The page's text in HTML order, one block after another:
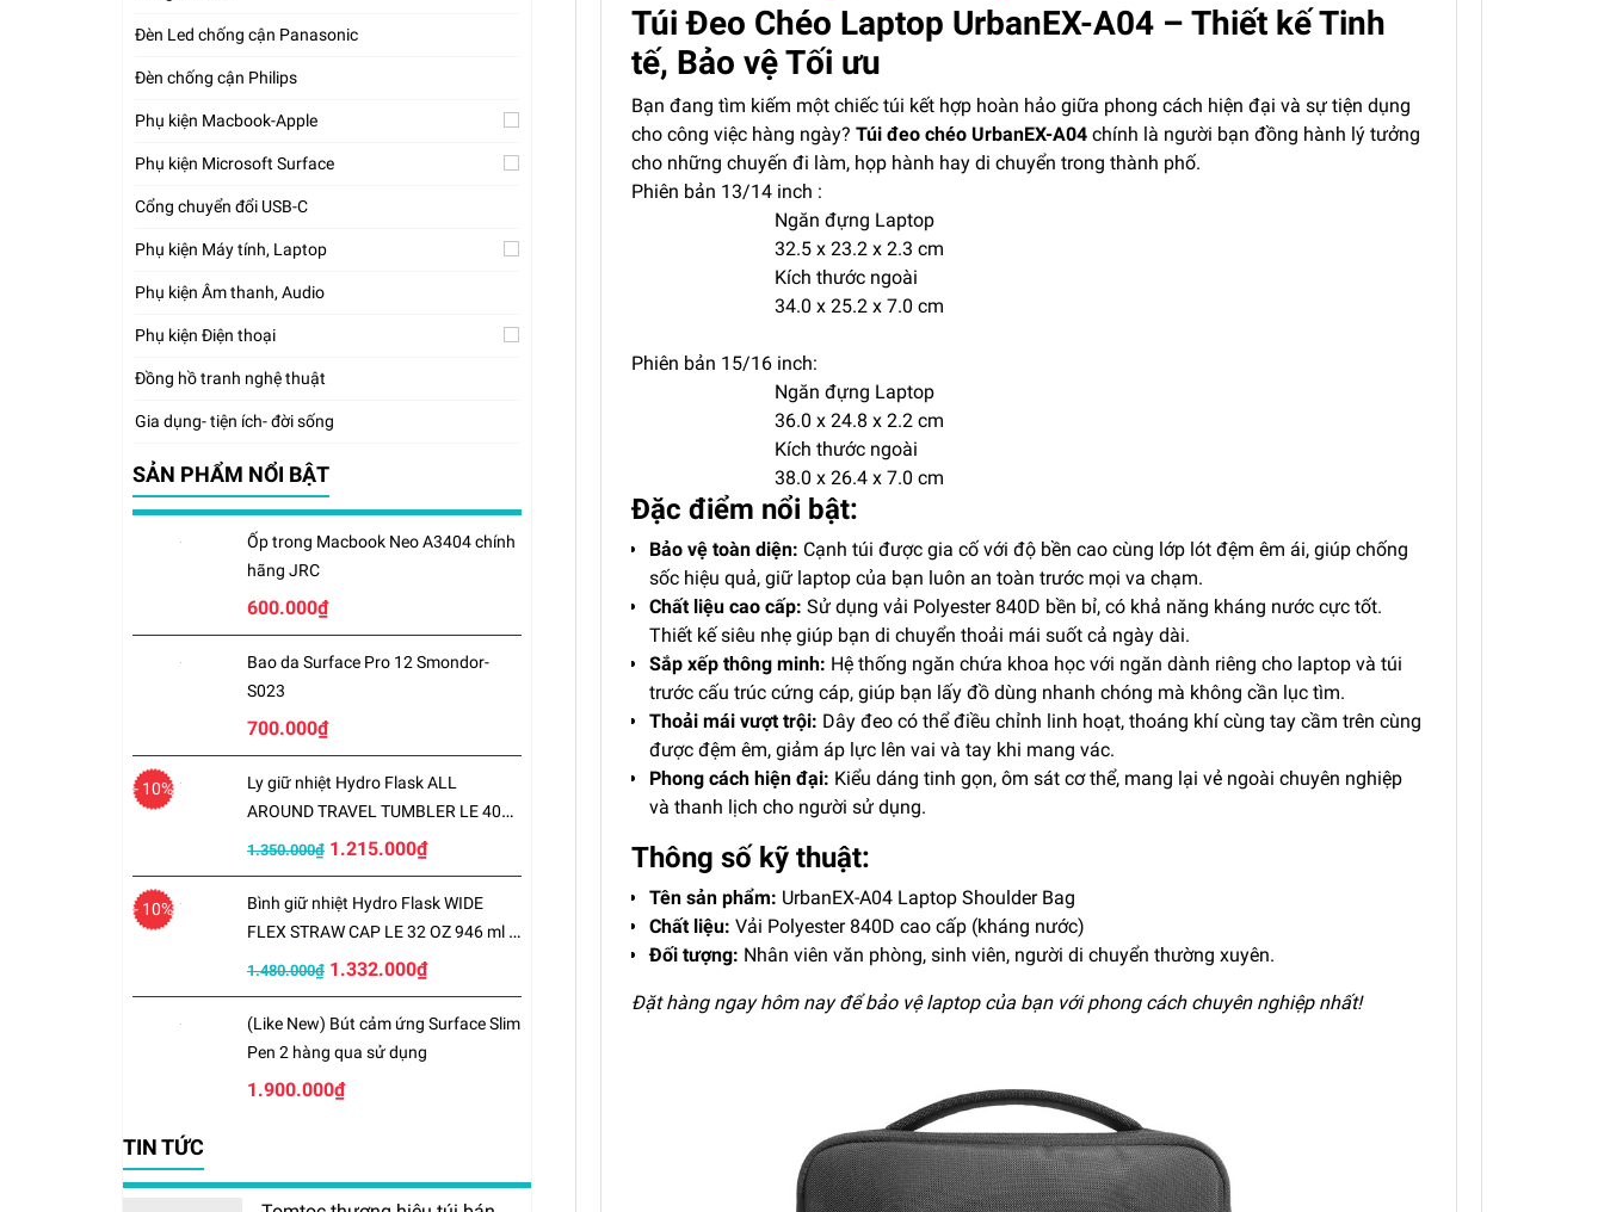
Túi Đeo Chéo Laptop UrbanEX-A04 – Thiết kế Tinh
tế, Bảo vệ Tối ưu
Bạn đang tìm kiếm một chiếc túi kết hợp hoàn hảo giữa phong cách hiện đại và sự tiện dụng
cho công việc hàng ngày? Túi đeo chéo UrbanEX-A04 chính là người bạn đồng hành lý tưởng
cho những chuyến đi làm, họp hành hay di chuyển trong thành phố.
Phiên bản 13/14 inch :
Ngăn đựng Laptop
32.5 x 23.2 x 2.3 cm
Kích thước ngoài
34.0 x 25.2 x 7.0 cm
Phiên bản 15/16 inch:
Ngăn đựng Laptop
36.0 x 24.8 x 2.2 cm
Kích thước ngoài
38.0 x 26.4 x 7.0 cm
Đặc điểm nổi bật:
Bảo vệ toàn diện: Cạnh túi được gia cố với độ bền cao cùng lớp lót đệm êm ái, giúp chống
sốc hiệu quả, giữ laptop của bạn luôn an toàn trước mọi va chạm.
Chất liệu cao cấp: Sử dụng vải Polyester 840D bền bỉ, có khả năng kháng nước cực tốt.
Thiết kế siêu nhẹ giúp bạn di chuyển thoải mái suốt cả ngày dài.
Sắp xếp thông minh: Hệ thống ngăn chứa khoa học với ngăn dành riêng cho laptop và túi
trước cấu trúc cứng cáp, giúp bạn lấy đồ dùng nhanh chóng mà không cần lục tìm.
Thoải mái vượt trội: Dây đeo có thể điều chỉnh linh hoạt, thoáng khí cùng tay cầm trên cùng
được đệm êm, giảm áp lực lên vai và tay khi mang vác.
Phong cách hiện đại: Kiểu dáng tinh gọn, ôm sát cơ thể, mang lại vẻ ngoài chuyên nghiệp
và thanh lịch cho người sử dụng.
Thông số kỹ thuật:
Tên sản phẩm: UrbanEX-A04 Laptop Shoulder Bag
Chất liệu: Vải Polyester 840D cao cấp (kháng nước)
Đối tượng: Nhân viên văn phòng, sinh viên, người di chuyển thường xuyên.
Đặt hàng ngay hôm nay để bảo vệ laptop của bạn với phong cách chuyên nghiệp nhất!
Đèn Led chống cận Panasonic
Đèn chống cận Philips
Phụ kiện Macbook-Apple
Phụ kiện Microsoft Surface
Cổng chuyển đổi USB-C
Phụ kiện Máy tính, Laptop
Phụ kiện Âm thanh, Audio
Phụ kiện Điện thoại
Đồng hồ tranh nghệ thuật
Gia dụng- tiện ích- đời sống
SẢN PHẨM NỔI BẬT
Ốp trong Macbook Neo A3404 chính
hãng JRC
600.000₫
Bao da Surface Pro 12 Smondor-
S023
700.000₫
Ly giữ nhiệt Hydro Flask ALL
AROUND TRAVEL TUMBLER LE 40
OZ 1183 ml – LE-S25TT40
1.350.000₫ 1.215.000₫
- 10%
Bình giữ nhiệt Hydro Flask WIDE
FLEX STRAW CAP LE 32 OZ 946 ml –
LE-S25W32
1.480.000₫ 1.332.000₫
- 10%
(Like New) Bút cảm ứng Surface Slim
Pen 2 hàng qua sử dụng
1.900.000₫
TIN TỨC